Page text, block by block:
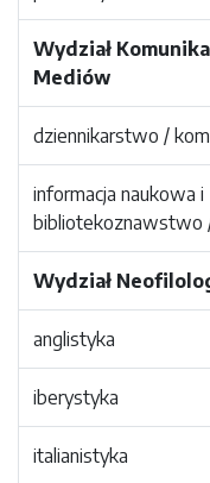
Wydział
Mediów
dziennikarstwo /
informacja naukowa i
bibliotekoznawstwo
Wydział
anglistyka
iberystyka
italianistyka